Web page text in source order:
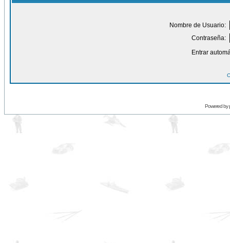
Nombre de Usuario:
Contraseña:
Entrar
Powered by